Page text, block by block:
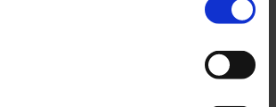
Gewährleistungs­recht | Verkehrs­recht | Zivil­